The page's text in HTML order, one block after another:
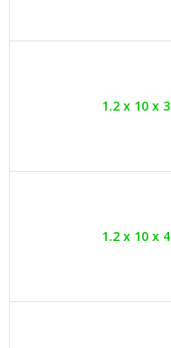
1.2 x 10 x 3
1.2 x 10 x 4